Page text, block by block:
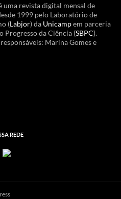
uma revista digital mensal de
1999 pelo Laboratório de
(Labjor) da Unicampem parceria
Progresso da Ciência (SBPC).
Marina Gomes e
REDE